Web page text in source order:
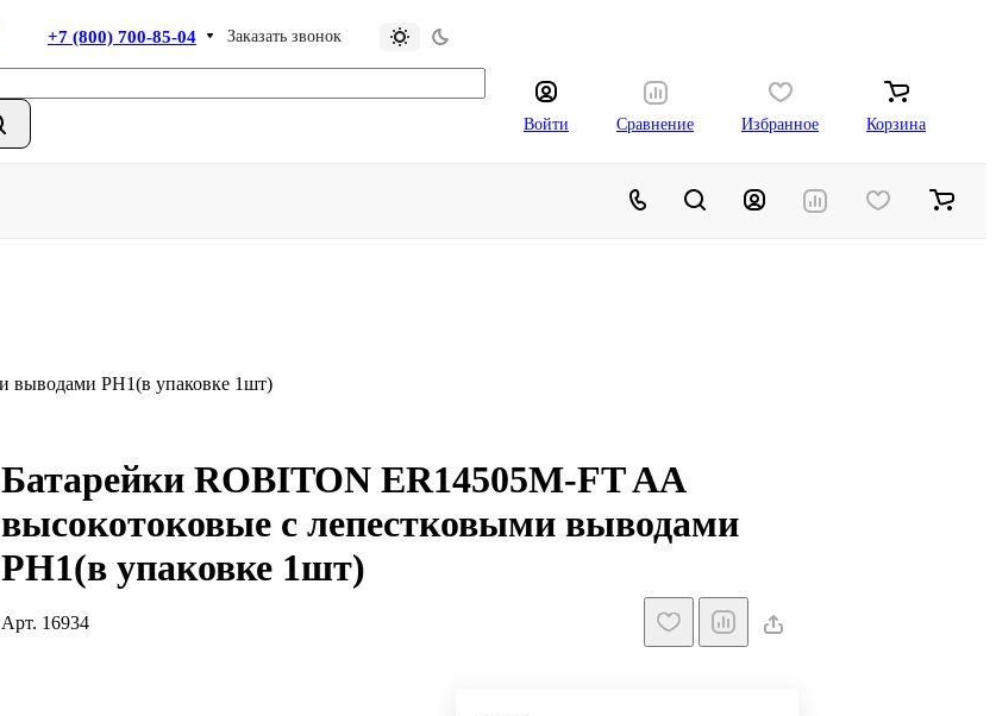
+7 (800) 700-85-04 Заказать звонок
Войти Сравнение Избранное Корзина
выводами PH1(в упаковке 1шт)
Батарейки ROBITON ER14505M-FT AA
высокотоковые с лепестковыми выводами
PH1(в упаковке 1шт)
Арт. 16934